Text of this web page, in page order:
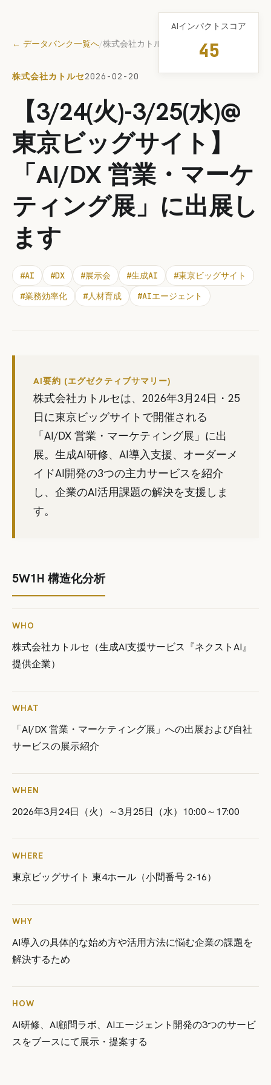
← データバンク一覧へ/株式会社カトルセ
株式会社カトルセ2026-02-20
【3/24(火)-3/25(水)@
東京ビッグサイト】
「AI/DX 営業・マーケ
ティング展」に出展し
ます
#AI #DX #展示会 #生成AI #東京ビッグサイト
#業務効率化 #人材育成 #AIエージェント
AIインパクトスコア
45
AI要約 (エグゼクティブサマリー)
株式会社カトルセは、2026年3月24日・25
日に東京ビッグサイトで開催される
「AI/DX 営業・マーケティング展」に出
展。生成AI研修、AI導入支援、オーダーメ
イドAI開発の3つの主力サービスを紹介
し、企業のAI活用課題の解決を支援しま
す。
5W1H 構造化分析
WHO
株式会社カトルセ（生成AI支援サービス『ネクストAI』
提供企業）
WHAT
「AI/DX 営業・マーケティング展」への出展および自社
サービスの展示紹介
WHEN
2026年3月24日（火）～3月25日（水）10:00～17:00
WHERE
東京ビッグサイト 東4ホール（小間番号 2-16）
WHY
AI導入の具体的な始め方や活用方法に悩む企業の課題を
解決するため
HOW
AI研修、AI顧問ラボ、AIエージェント開発の3つのサービ
スをブースにて展示・提案する